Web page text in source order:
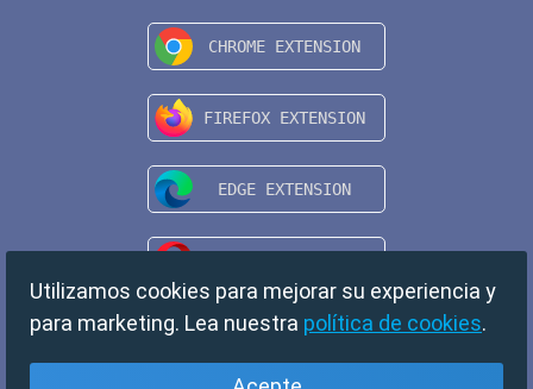
Utilizamos cookies para mejorar su experiencia y
para marketing. Lea nuestra política de cookies.